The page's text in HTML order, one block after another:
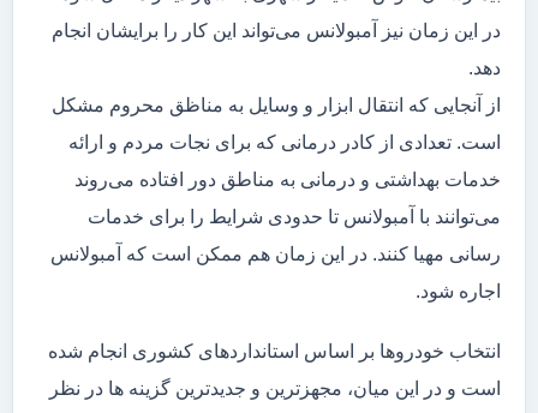
در این زمان نیز آمبولانس می‌تواند این کار را برایشان انجام
دهد.
از آنجایی که انتقال ابزار و وسایل به مناظق محروم مشکل
است. تعدادی از کادر درمانی که برای نجات مردم و ارائه
خدمات بهداشتی و درمانی به مناطق دور افتاده می‌روند
می‌توانند با آمبولانس تا حدودی شرایط را برای خدمات
رسانی مهیا کنند. در این زمان هم ممکن است که آمبولانس
اجاره شود.
انتخاب خودروها بر اساس استانداردهای کشوری انجام شده
است و در این میان، مجهزترین و جدیدترین گزینه ها در نظر